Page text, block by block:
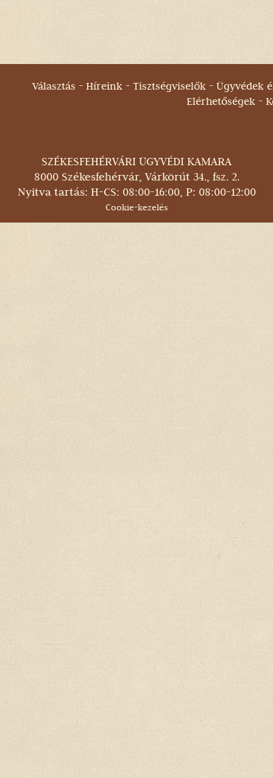
Választás Híreink Tisztségviselők
Ügyvédek
Elérhetőségek
SZÉKESFEHÉRVÁRI ÜGYVÉDI KAMARA
8000 Székesfehérvár, Várkörút 34., fsz. 2.
Nyitva tartás: H-CS: 08:00-16:00, P: 08:00-12:00
Cookie-kezelés